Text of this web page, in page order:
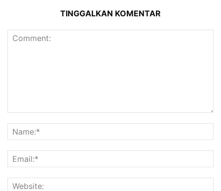
TINGGALKAN KOMENTAR